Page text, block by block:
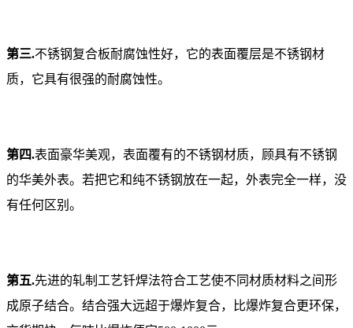
第三.不锈钢复合板耐腐蚀性好，它的表面覆层是不锈钢材
质，它具有很强的耐腐蚀性。
第四.表面豪华美观，表面覆有的不锈钢材质，顾具有不锈钢
的华美外表。若把它和纯不锈钢放在一起，外表完全一样，没
有任何区别。
第五.先进的轧制工艺钎焊法符合工艺使不同材质材料之间形
成原子结合。结合强大远超于爆炸复合，比爆炸复合更环保，